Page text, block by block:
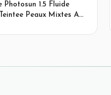
Photosun 1.5 Fluide
Peaux Mixtes A